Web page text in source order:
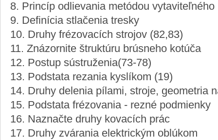
8. Princíp odlievania metódou vytaviteľného
9. Definícia stlačenia tresky
10. Druhy frézovacích strojov (82,83)
11. Znázornite štruktúru brúsneho kotúča
12. Postup sústruženia(73-78)
13. Podstata rezania kyslíkom (19)
14. Druhy delenia pílami, stroje, geometria
15. Podstata frézovania - rezné podmienky
16. Naznačte druhy kovacích prác
17. Druhy zvárania elektrickým oblúkom